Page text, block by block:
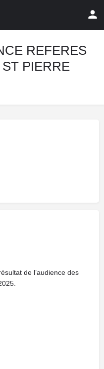
REFERES
PIERRE
de l’audience des